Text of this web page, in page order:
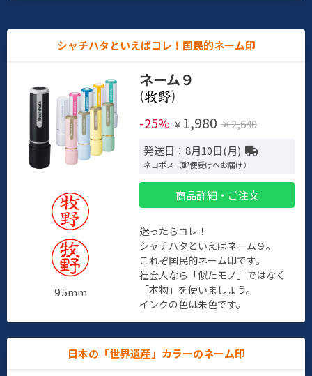
シャチハタといえばコレ！国民的ネーム印
9.5mm
ネーム９
(
)
-25% ￥ 1,980 ￥2,640
発送日：8月10日(月)
ネコポス（郵便受けへお届け）
商品詳細・ご注文
迷ったらコレ！
シャチハタといえばネーム９。
これぞ国民的ネーム印です。
社会人なら「似たモノ」ではなく
「本物」を使いましょう。
インクの色は朱色です。
日本の「世界遺産」カラーのネーム印